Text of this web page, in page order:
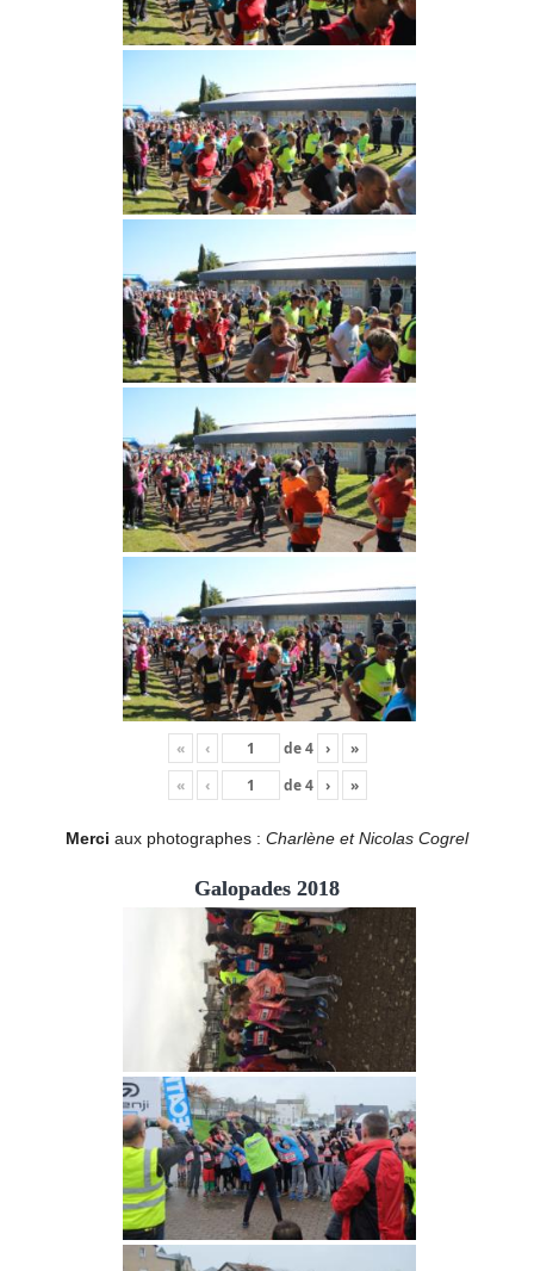
« ‹ de4 ›
»
«
‹ de4 › »
Merci aux photographes : Charlène et Nicolas Cogrel
Galopades 2018